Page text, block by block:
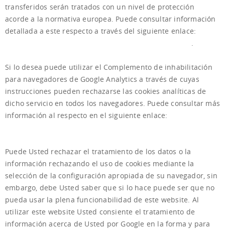
transferidos serán tratados con un nivel de protección
acorde a la normativa europea. Puede consultar información
detallada a este respecto a través del siguiente enlace:
.
Si lo desea puede utilizar el Complemento de inhabilitación
para navegadores de Google Analytics a través de cuyas
instrucciones pueden rechazarse las cookies analíticas de
dicho servicio en todos los navegadores. Puede consultar más
información al respecto en el siguiente enlace:
Puede Usted rechazar el tratamiento de los datos o la
información rechazando el uso de cookies mediante la
selección de la configuración apropiada de su navegador, sin
embargo, debe Usted saber que si lo hace puede ser que no
pueda usar la plena funcionabilidad de este website. Al
utilizar este website Usted consiente el tratamiento de
información acerca de Usted por Google en la forma y para